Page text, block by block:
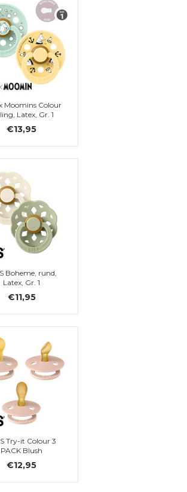
Moomins Colour
Latex, Gr. 1
€13,95
Boheme, rund,
Latex, Gr. 1
€11,95
Try-it Colour 3
PACK Blush
€12,95